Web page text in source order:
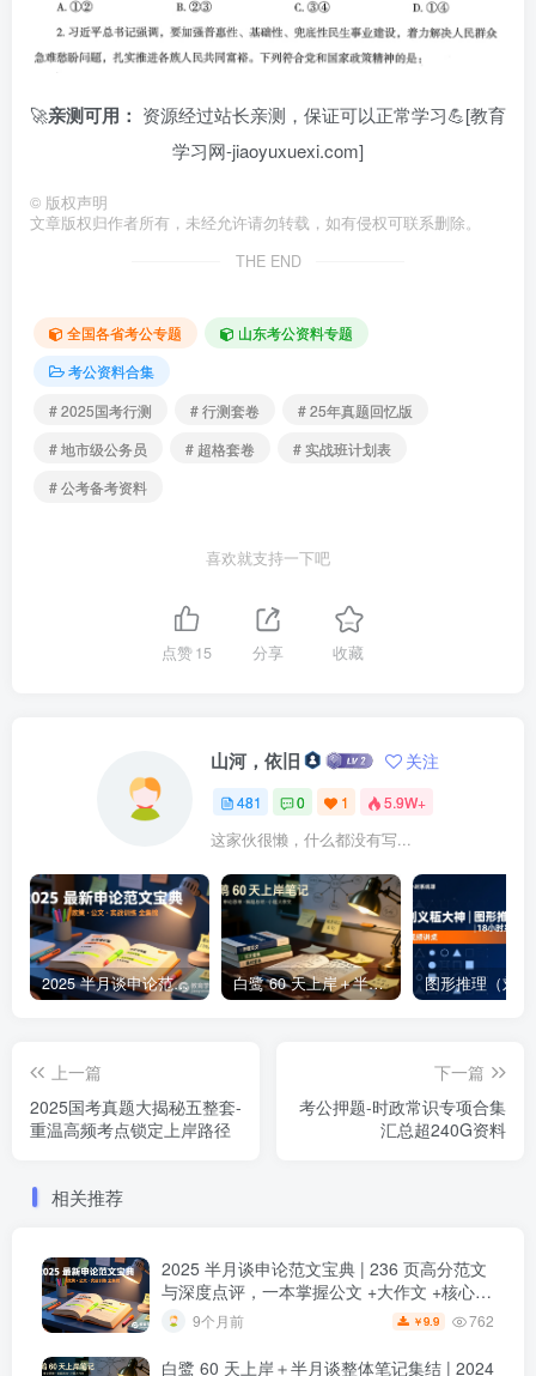
🚀亲测可用： 资源经过站长亲测，保证可以正常学习💪[教育
学习网-jiaoyuxuexi.com]
© 版权声明
文章版权归作者所有，未经允许请勿转载，如有侵权可联系删除。
THE END
全国各省考公专题
山东考公资料专题
考公资料合集
# 2025国考行测
# 行测套卷
# 25年真题回忆版
# 地市级公务员
# 超格套卷
# 实战班计划表
# 公考备考资料
喜欢就支持一下吧
点赞15 分享 收藏
山河，依旧 关注
481 0 1 5.9W+
这家伙很懒，什么都没有写...
2025 半月谈申论范文宝典 | 236 页高分范文与深度点评，一本掌握公文 +大作文 +核心主题2025 半月谈申论范文宝典：236 页范文 + 实战训练 +高分模板 白鹭 60 天上岸＋半月谈整体笔记集结 | 2024–2025 年申论思维全盘梳理白鹭半月谈申论笔记全集：60天上岸＋大作文＋小题＋解题总结
上一篇
2025国考真题大揭秘五整套-
重温高频考点锁定上岸路径
下一篇
考公押题-时政常识专项合集
汇总超240G资料
相关推荐
2025 半月谈申论范文宝典 | 236 页高分范文
与深度点评，一本掌握公文 +大作文 +核心主
题 2025 半月谈申论范文宝典：236 页范文 +
实战训练 +高分模板
9个月前 ￥9.9 762
白鹭 60 天上岸＋半月谈整体笔记集结 | 2024